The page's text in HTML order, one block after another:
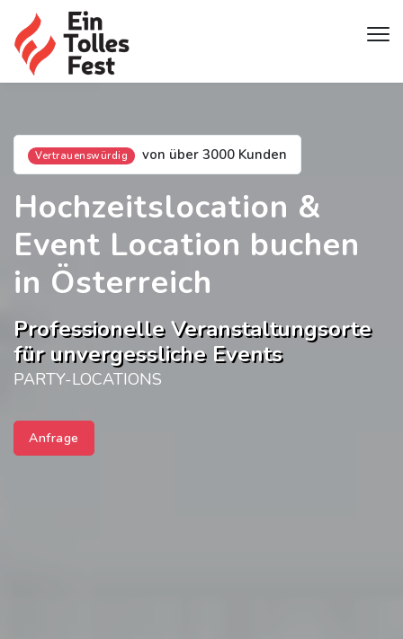
Vertrauenswürdig von über 3000 Kunden
Hochzeitslocation &
Event Location buchen
in Österreich
Professionelle Veranstaltungsorte
für unvergessliche Events
PARTY-LOCATIONS
Anfrage